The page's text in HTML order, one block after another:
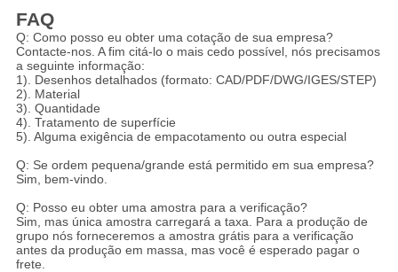
FAQ
Q: Como posso eu obter uma cotação de sua empresa?
Contacte-nos. A fim citá-lo o mais cedo possível, nós precisamos
a seguinte informação:
1). Desenhos detalhados (formato: CAD/PDF/DWG/IGES/STEP)
2). Material
3). Quantidade
4). Tratamento de superfície
5). Alguma exigência de empacotamento ou outra especial
Q: Se ordem pequena/grande está permitido em sua empresa?
Sim, bem-vindo.
Q: Posso eu obter uma amostra para a verificação?
Sim, mas única amostra carregará a taxa. Para a produção de
grupo nós forneceremos a amostra grátis para a verificação
antes da produção em massa, mas você é esperado pagar o
frete.